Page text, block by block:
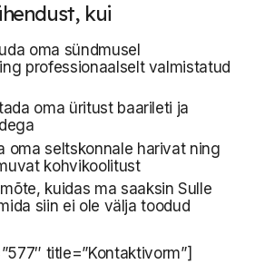
title=”Kontaktivorm”]
kui
oma sündmusel
professionaalselt valmistatud
oma üritust baarileti ja
oma seltskonnale harivat ning
kohvikoolitust
kuidas ma saaksin Sulle
siin ei ole välja toodud